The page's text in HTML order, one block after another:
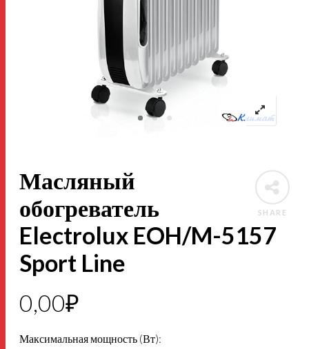
SHARE
Масляный
обогреватель
Electrolux EOH/M-5157
Sport Line
0,00₽
Максимальная мощность (Вт):